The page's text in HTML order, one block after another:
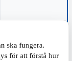
ska fungera.
för att förstå hur